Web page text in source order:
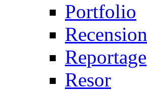
Portfolio
Recension
Reportage
Resor